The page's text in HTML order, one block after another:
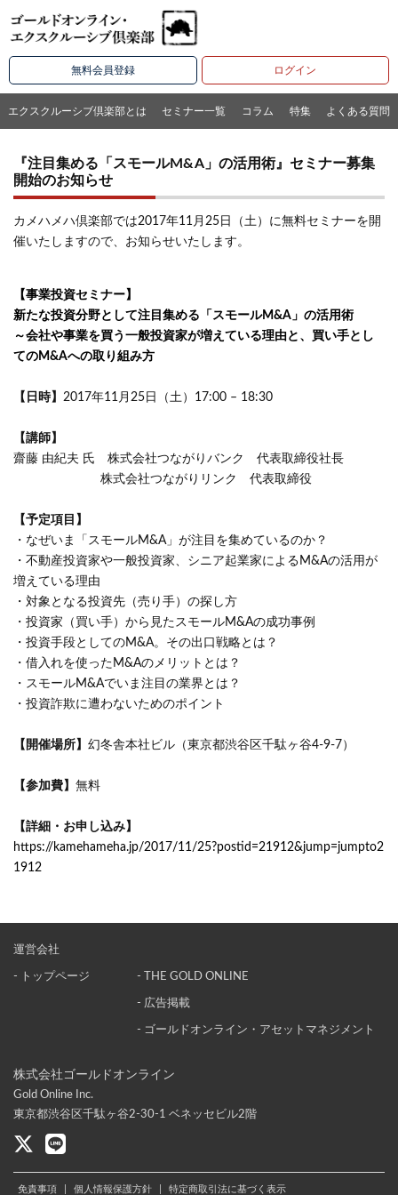
無料会員登録 ログイン
エクスクルーシブ倶楽部とは セミナー一覧 コラム 特集 よくある質問
『注目集める「スモールM&A」の活用術』セミナー募集
開始のお知らせ
カメハメハ倶楽部では2017年11月25日（土）に無料セミナーを開
催いたしますので、お知らせいたします。
【事業投資セミナー】
新たな投資分野として注目集める「スモールM&A」の活用術
～会社や事業を買う一般投資家が増えている理由と、買い手とし
てのM&Aへの取り組み方
【日時】 2017年11月25日（土）17:00 – 18:30
【講師】
齋藤 由紀夫 氏 株式会社つながりバンク 代表取締役社長
株式会社つながりリンク 代表取締役
【予定項目】
・なぜいま「スモールM&A」が注目を集めているのか？
・不動産投資家や一般投資家、シニア起業家によるM&Aの活用が
増えている理由
・対象となる投資先（売り手）の探し方
・投資家（買い手）から見たスモールM&Aの成功事例
・投資手段としてのM&A。その出口戦略とは？
・借入れを使ったM&Aのメリットとは？
・スモールM&Aでいま注目の業界とは？
・投資詐欺に遭わないためのポイント
【開催場所】 幻冬舎本社ビル（東京都渋谷区千駄ヶ谷4-9-7）
【参加費】 無料
【詳細・お申し込み】
https://kamehameha.jp/2017/11/25?postid=21912&jump=jumpto2
1912
株式会社ゴールドオンライン
Gold Online Inc.
東京都渋谷区千駄ヶ谷2-30-1 ベネッセビル2階
運営会社
- トップページ - THE GOLD ONLINE
- 広告掲載
- ゴールドオンライン・アセットマネジメント
免責事項 個人情報保護方針 特定商取引法に基づく表示